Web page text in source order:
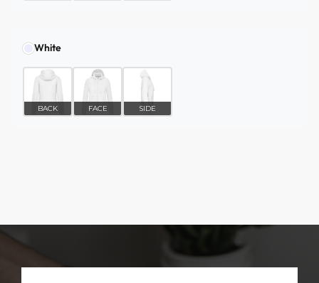
White
BACK FACE SIDE